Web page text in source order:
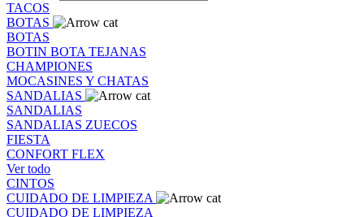
TACOS
BOTAS
BOTAS
BOTIN BOTA TEJANAS
CHAMPIONES
MOCASINES Y CHATAS
SANDALIAS
SANDALIAS
SANDALIAS ZUECOS
FIESTA
CONFORT FLEX
Ver todo
CINTOS
CUIDADO DE LIMPIEZA
CUIDADO DE LIMPIEZA